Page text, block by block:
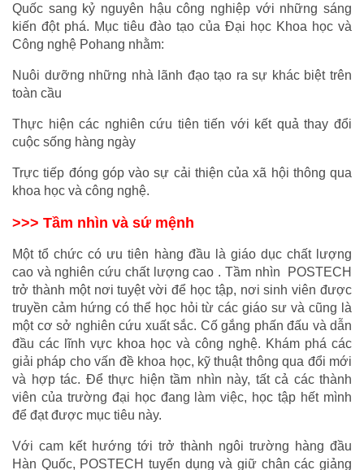
Quốc sang kỷ nguyên hậu công nghiệp với những sáng
kiến đột phá. Mục tiêu đào tạo của Đại học Khoa học và
Công nghệ Pohang nhằm:
Nuôi dưỡng những nhà lãnh đạo tạo ra sự khác biệt trên
toàn cầu
Thực hiện các nghiên cứu tiên tiến với kết quả thay đổi
cuộc sống hàng ngày
Trực tiếp đóng góp vào sự cải thiện của xã hội thông qua
khoa học và công nghệ.
>>> Tầm nhìn và sứ mệnh
Một tổ chức có ưu tiên hàng đầu là giáo dục chất lượng
cao và nghiên cứu chất lượng cao . Tầm nhìn  POSTECH
trở thành một nơi tuyệt vời để học tập, nơi sinh viên được
truyền cảm hứng có thể học hỏi từ các giáo sư và cũng là
một cơ sở nghiên cứu xuất sắc. Cố gắng phấn đấu và dẫn
đầu các lĩnh vực khoa học và công nghệ. Khám phá các
giải pháp cho vấn đề khoa học, kỹ thuật thông qua đổi mới
và hợp tác. Để thực hiện tầm nhìn này, tất cả các thành
viên của trường đại học đang làm việc, học tập hết mình
để đạt được mục tiêu này.
Với cam kết hướng tới trở thành ngôi trường hàng đầu
Hàn Quốc, POSTECH tuyển dụng và giữ chân các giảng